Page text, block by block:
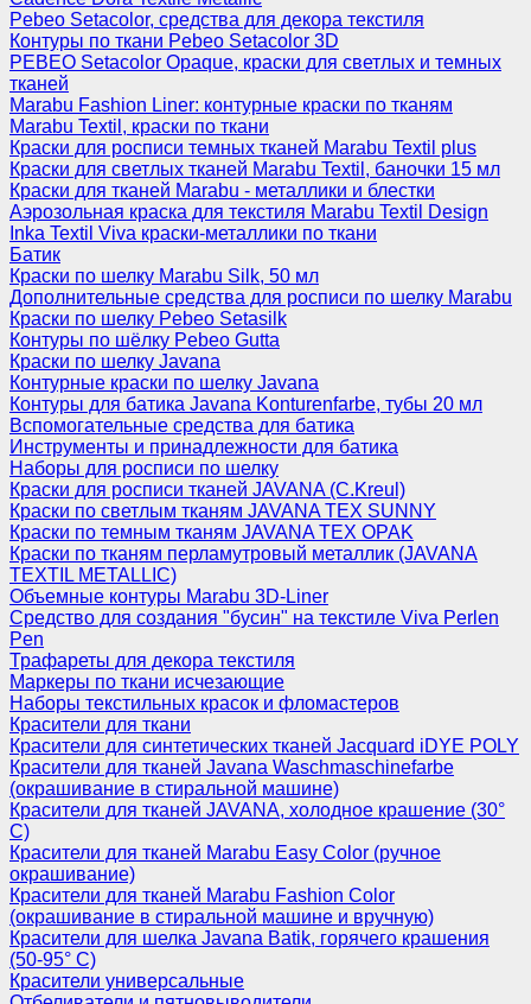
Pebeo Setacolor, средства для декора текстиля
Контуры по ткани Pebeo Setacolor 3D
PEBEO Setacolor Opaque, краски для светлых и темных
тканей
Marabu Fashion Liner: контурные краски по тканям
Marabu Textil, краски по ткани
Краски для росписи темных тканей Marabu Textil plus
Краски для светлых тканей Marabu Textil, баночки 15 мл
Краски для тканей Marabu - металлики и блестки
Аэрозольная краска для текстиля Marabu Textil Design
Inka Textil Viva краски-металлики по ткани
Батик
Краски по шелку Marabu Silk, 50 мл
Дополнительные средства для росписи по шелку Marabu
Краски по шелку Pebeo Setasilk
Контуры по шёлку Pebeo Gutta
Краски по шелку Javana
Контурные краски по шелку Javana
Контуры для батика Javana Konturenfarbe, тубы 20 мл
Вспомогательные средства для батика
Инструменты и принадлежности для батика
Наборы для росписи по шелку
Краски для росписи тканей JAVANA (C.Kreul)
Краски по светлым тканям JAVANA TEX SUNNY
Краски по темным тканям JAVANA TEX OPAK
Краски по тканям перламутровый металлик (JAVANA
TEXTIL METALLIC)
Объемные контуры Marabu 3D-Liner
Средство для создания "бусин" на текстиле Viva Perlen
Pen
Трафареты для декора текстиля
Маркеры по ткани исчезающие
Наборы текстильных красок и фломастеров
Красители для ткани
Красители для синтетических тканей Jacquard iDYE POLY
Красители для тканей Javana Waschmaschinefarbe
(окрашивание в стиральной машине)
Красители для тканей JAVANA, холодное крашение (30°
С)
Красители для тканей Marabu Easy Color (ручное
окрашивание)
Красители для тканей Marabu Fashion Color
(окрашивание в стиральной машине и вручную)
Красители для шелка Javana Batik, горячего крашения
(50-95° С)
Красители универсальные